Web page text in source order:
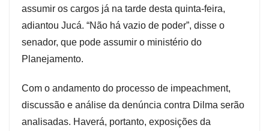
assumir os cargos já na tarde desta quinta-feira,
adiantou Jucá. “Não há vazio de poder”, disse o
senador, que pode assumir o ministério do
Planejamento.
Com o andamento do processo de impeachment,
discussão e análise da denúncia contra Dilma serão
analisadas. Haverá, portanto, exposições da